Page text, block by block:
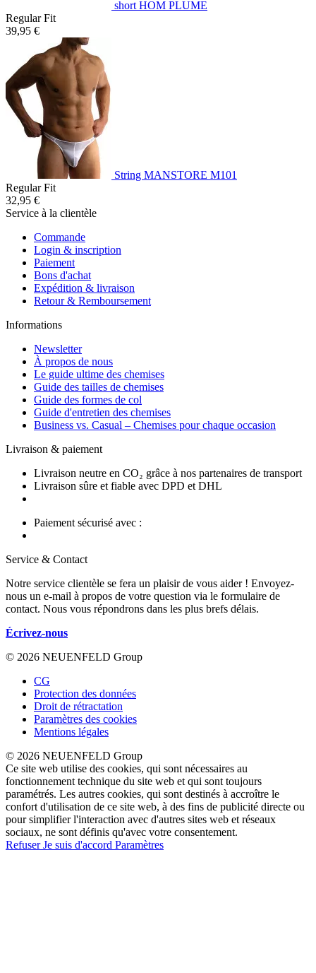
short HOM PLUME
Regular Fit
39,95 €
String MANSTORE M101
Regular Fit
32,95 €
Service à la clientèle
Commande
Login & inscription
Paiement
Bons d'achat
Expédition & livraison
Retour & Remboursement
Informations
Newsletter
À propos de nous
Le guide ultime des chemises
Guide des tailles de chemises
Guide des formes de col
Guide d'entretien des chemises
Business vs. Casual – Chemises pour chaque occasion
Livraison & paiement
Livraison neutre en CO₂ grâce à nos partenaires de transport
Livraison sûre et fiable avec DPD et DHL
Paiement sécurisé avec :
Service & Contact
Notre service clientèle se fera un plaisir de vous aider ! Envoyez-
nous un e-mail à propos de votre question via le formulaire de
contact. Nous vous répondrons dans les plus brefs délais.
Écrivez-nous
© 2026 NEUENFELD Group
CG
Protection des données
Droit de rétractation
Paramètres des cookies
Mentions légales
© 2026 NEUENFELD Group
Ce site web utilise des cookies, qui sont nécessaires au
fonctionnement technique du site web et qui sont toujours
paramétrés. Les autres cookies, qui sont destinés à accroître le
confort d'utilisation de ce site web, à des fins de publicité directe ou
pour simplifier l'interaction avec d'autres sites web et réseaux
sociaux, ne sont définis qu'avec votre consentement.
RefuserJe suis d'accord Paramètres